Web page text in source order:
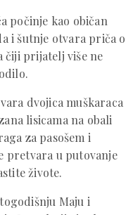
počinje kao običan
i šutnje otvara priča o
čiji prijatelj više ne
dvojica muškaraca
lisicama na obali
za pasošem i
pretvara u putovanje
živote.
Maju i